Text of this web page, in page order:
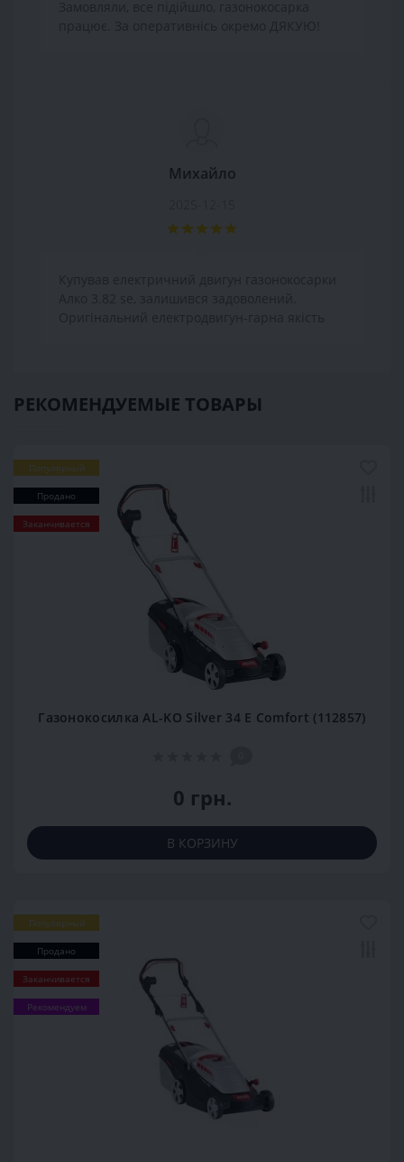
Михайло
РЕКОМЕНДУЕМЫЕ ТОВАРЫ
Популярный
Продано
Заканчивается
Газонокосилка AL-KO Silver 34 E Comfort (112857)
0 грн.
В КОРЗИНУ
Популярный
Продано
Заканчивается
Рекомендуем